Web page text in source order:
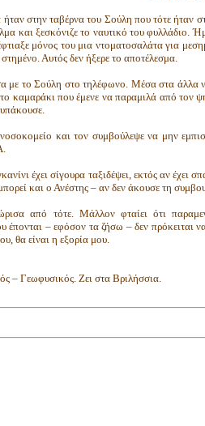
στην ταβέρνα του Σούλη που τότε ήταν
και ξεσκόνιζε το ναυτικό του φυλλάδιο.
μόνος του μια ντοματοσαλάτα για
Αυτός δεν ήξερε το αποτέλεσμα.
το Σούλη στο τηλέφωνο. Μέσα στα άλλα
καμαράκι που έμενε να παραμιλά από τον
και τον συμβούλεψε να μην
έχει σίγουρα ταξιδέψει, εκτός αν έχει
και ο Ανέστης – αν δεν άκουσε τη
από τότε. Μάλλον φταίει ότι
έπονται – εφόσον τα ζήσω – δεν πρόκειται
θα είναι η εξορία μου.
– Γεωφυσικός. Ζει στα Βριλήσσια.